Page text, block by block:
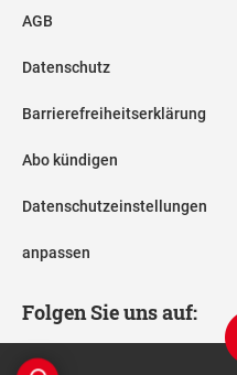
AGB
Datenschutz
Barrierefreiheitserklärung
Abo kündigen
Datenschutzeinstellungen
anpassen
Folgen Sie uns auf: